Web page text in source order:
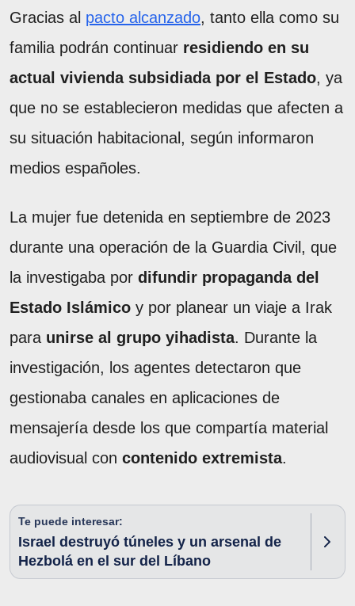
Gracias al pacto alcanzado, tanto ella como su
familia podrán continuar residiendo en su
actual vivienda subsidiada por el Estado, ya
que no se establecieron medidas que afecten a
su situación habitacional, según informaron
medios españoles.
La mujer fue detenida en septiembre de 2023
durante una operación de la Guardia Civil, que
la investigaba por difundir propaganda del
Estado Islámico y por planear un viaje a Irak
para unirse al grupo yihadista. Durante la
investigación, los agentes detectaron que
gestionaba canales en aplicaciones de
mensajería desde los que compartía material
audiovisual con contenido extremista.
Te puede interesar:
Israel destruyó túneles y un arsenal de
Hezbolá en el sur del Líbano